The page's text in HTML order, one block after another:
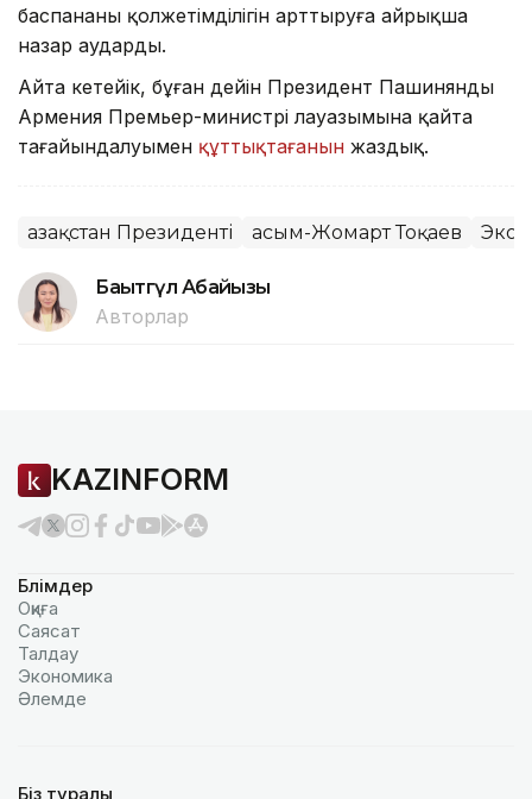
баспананың қолжетімділігін арттыруға айрықша
назар аударды.
Айта кетейік, бұған дейін Президент Пашинянды
Армения Премьер-министрі лауазымына қайта
тағайындалуымен құттықтағанын жаздық.
Қазақстан Президенті Қасым-Жомарт Тоқаев
Бақытгүл Абайқызы
Авторлар
KAZINFORM
Бөлімдер
Оқиға
Саясат
Талдау
Экономика
Әлемде
Біз туралы